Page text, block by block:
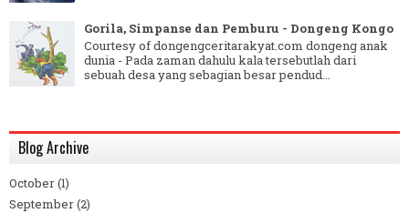
Gorila, Simpanse dan Pemburu - Dongeng Kongo
Courtesy of dongengceritarakyat.com dongeng anak
dunia - Pada zaman dahulu kala tersebutlah dari
sebuah desa yang sebagian besar pendud...
Blog Archive
October(1)
September(2)